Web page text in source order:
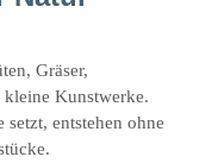
Gräser,
kleine Kunstwerke.
setzt, entstehen ohne